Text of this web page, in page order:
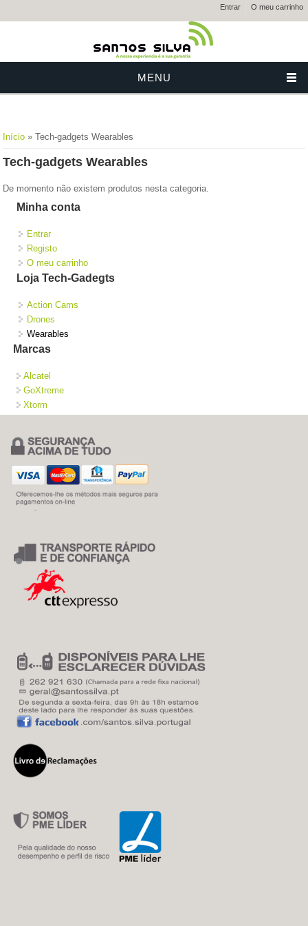
Entrar O meu carrinho
MENU
Está aqui
Início » Tech-gadgets Wearables
Tech-gadgets Wearables
De momento não existem produtos nesta categoria.
Minha conta
Entrar
Registo
O meu carrinho
Loja Tech-Gadegts
Action Cams
Drones
Wearables
Marcas
Alcatel
GoXtreme
Xtorm